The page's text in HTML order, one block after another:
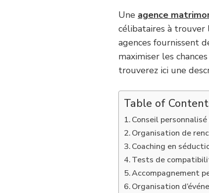
Une agence
célibataires à trouver
agences fournissent
maximiser les
trouverez ici une
Table of
Conseil
Organisation de
Coaching en
Tests de
Accompagnement
Organisation